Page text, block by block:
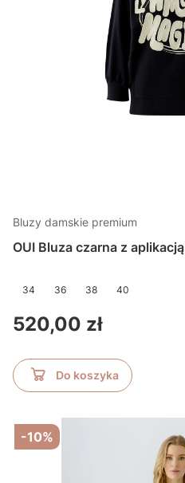
Bluzy damskie premium
OUI Bluza czarna z aplikacją
34 36 38 40
Cena
520,00 zł
Do koszyka
-10%